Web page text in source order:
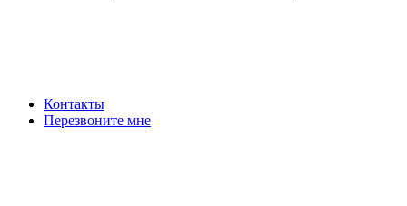
Контакты
Перезвоните мне